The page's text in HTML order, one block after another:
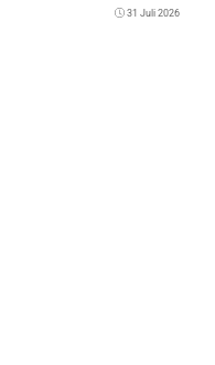
31 Juli 2026